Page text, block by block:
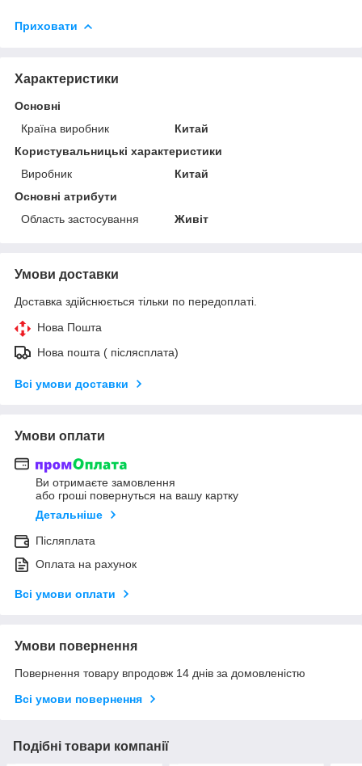
Приховати
Характеристики
Основні
Країна виробник
Китай
Користувальницькі характеристики
Виробник
Китай
Основні атрибути
Область застосування
Живіт
Умови доставки
Доставка здійснюється тільки по передоплаті.
Нова Пошта
Нова пошта ( післясплата)
Всі умови доставки
Умови оплати
Ви отримаєте замовлення
або гроші повернуться на вашу картку
Детальніше
Післяплата
Оплата на рахунок
Всі умови оплати
Умови повернення
Повернення товару впродовж 14 днів за домовленістю
Всі умови повернення
Подібні товари компанії